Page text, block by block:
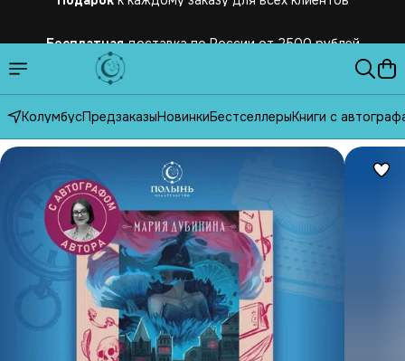
КолумбусПредзаказыНовинкиБестселлерыКниги с